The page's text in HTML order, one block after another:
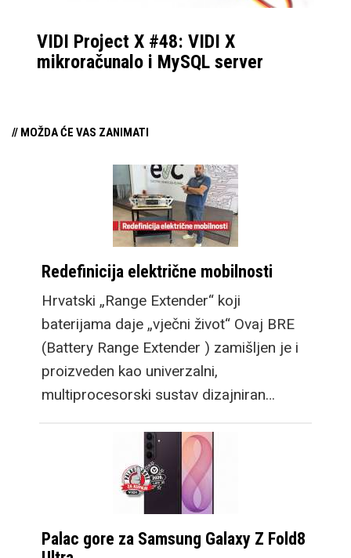
VIDI Project X #48: VIDI X
mikroračunalo i MySQL server
// MOŽDA ĆE VAS ZANIMATI
Redefinicija električne mobilnosti
Hrvatski „Range Extender“ koji
baterijama daje „vječni život“ Ovaj BRE
(Battery Range Extender ) zamišljen je i
proizveden kao univerzalni,
multiprocesorski sustav dizajniran…
Palac gore za Samsung Galaxy Z Fold8